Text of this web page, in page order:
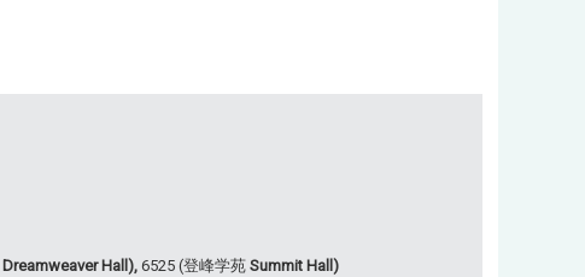
Dreamweaver Hall),6525 (登峰学苑Summit Hall)